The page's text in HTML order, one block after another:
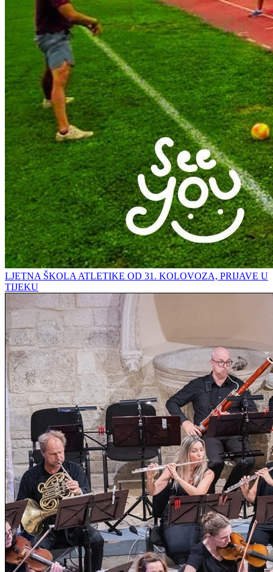
LJETNA ŠKOLA ATLETIKE OD 31. KOLOVOZA, PRIJAVE U
TIJEKU